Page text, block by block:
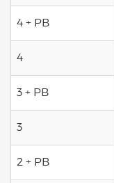
4 + PB
4
3 + PB
3
2 + PB